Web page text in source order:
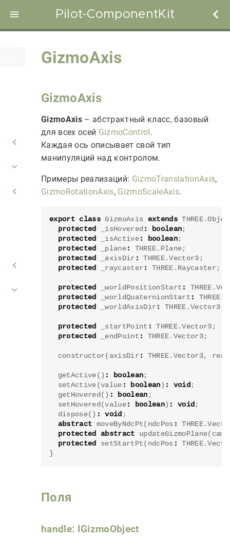
Pilot-ComponentKit
GizmoAxis
GizmoAxis
GizmoAxis– абстрактный класс, базовый
для всех осей GizmoControl.
Каждая ось описывает свой тип
манипуляций над контролом.
Примеры реализаций: GizmoTranslationAxis,
GizmoRotationAxis, GizmoScaleAxis.
export class GizmoAxis extends THREE.
protected
_isHovered : boolean ;
protected
_isActive: boolean;
protected
_plane: THREE . Plane ;
protected
_axisDir : THREE.Vector3 ;
protected
_raycaster : THREE . Raycaster ;
protected _worldPositionStart : THREE .
protected
_worldQuaternionStart : THREE
protected
_worldAxisDir : THREE . Vector3
protected _startPoint : THREE.Vector3 ;
protected
_endPoint : THREE . Vector3;
constructor ( axisDir : THREE . Vector3,
getActive () : boolean ;
setActive ( value : boolean ) : void ;
getHovered () : boolean ;
setHovered (value: boolean) : void ;
dispose() : void ;
abstract moveByNdcPt ( ndcPos : THREE.
protected
abstract updateGizmoPlane(
protected
setStartPt ( ndcPos : THREE.
}
Поля
handle: IGizmoObject